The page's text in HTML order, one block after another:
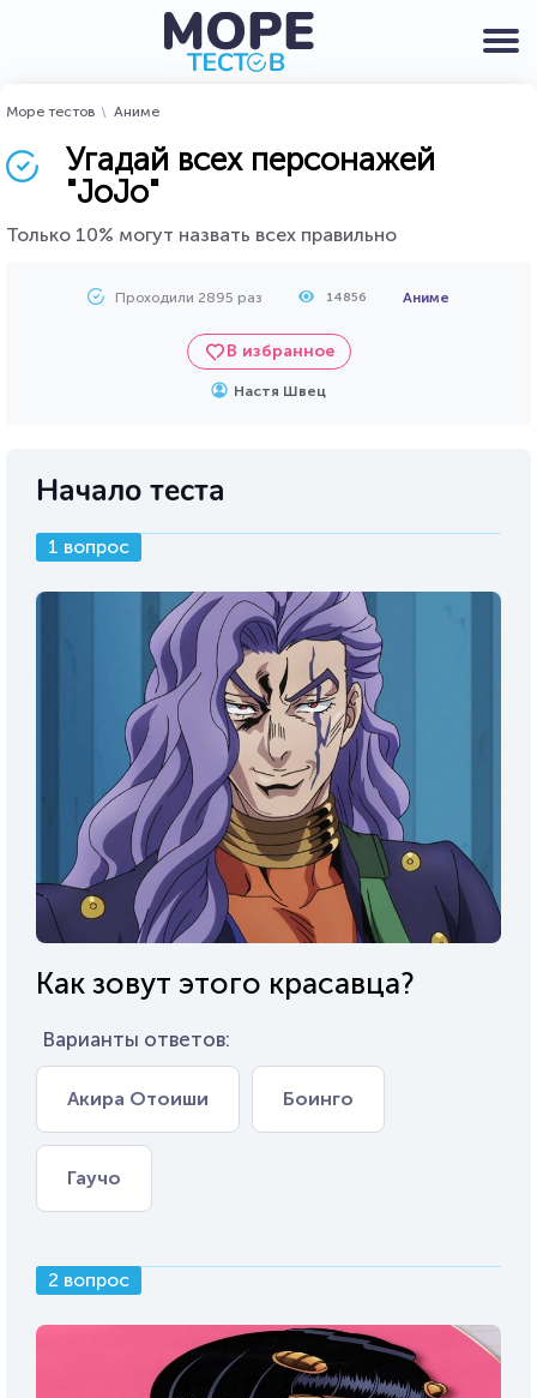
Море тестов Аниме
Угадай всех персонажей
"JoJo"
Только 10% могут назвать всех правильно
Проходили 2895 раз 14856 Аниме
В избранное
Настя Швец
Начало теста
1 вопрос
Как зовут этого красавца?
Варианты ответов:
Акира Отоиши Боинго
Гаучо
2 вопрос